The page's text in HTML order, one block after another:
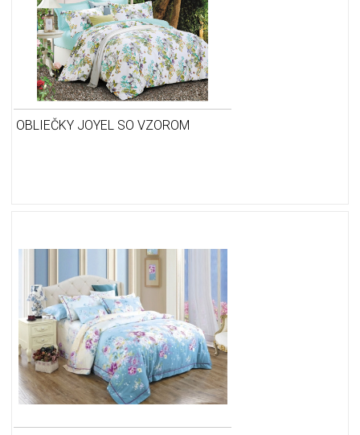
OBLIEČKY JOYEL SO VZOROM